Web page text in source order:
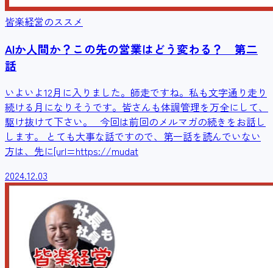
皆楽経営のススメ
AIか人間か？この先の営業はどう変わる？ 第二
話
いよいよ12月に入りました。師走ですね。私も文字通り走り
続ける月になりそうです。皆さんも体調管理を万全にして、
駆け抜けて下さい。 今回は前回のメルマガの続きをお話し
します。 とても大事な話ですので、第一話を読んでいない
方は、先に[url=https://mudat
2024.12.03